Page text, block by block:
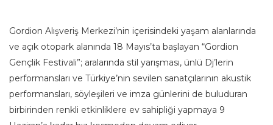
Gordion Alışveriş Merkezi’nin içerisindeki yaşam alanlarında
ve açık otopark alanında 18 Mayıs’ta başlayan “Gordion
Gençlik Festivali”; aralarında stil yarışması, ünlü Dj’lerin
performansları ve Türkiye’nin sevilen sanatçılarının akustik
performansları, söyleşileri ve imza günlerini de buluduran
birbirinden renkli etkinliklere ev sahipliği yapmaya 9